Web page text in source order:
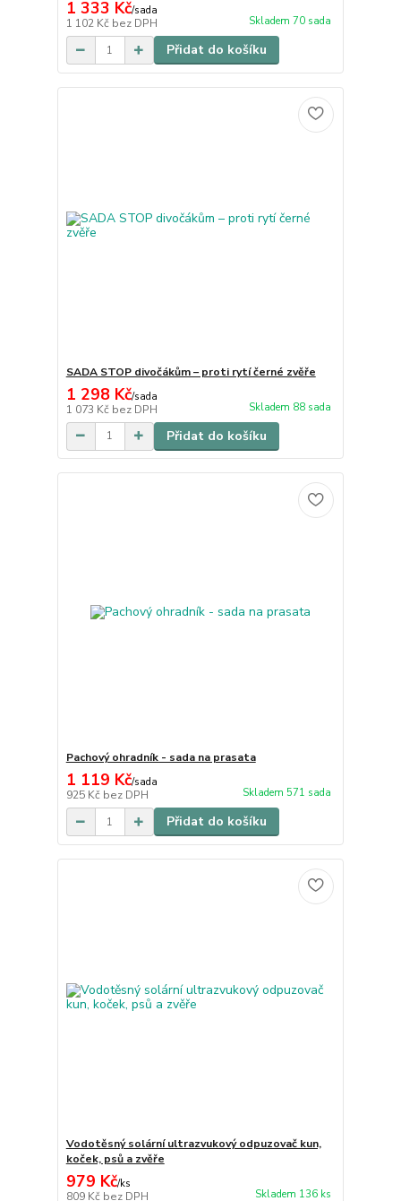
1 333 Kč/sada
1 102 Kč bez DPH Skladem 70 sada
Přidat do košíku
SADA STOP divočákům – proti rytí černé zvěře
1 298 Kč/sada
1 073 Kč bez DPH Skladem 88 sada
Přidat do košíku
Pachový ohradník - sada na prasata
1 119 Kč/sada
925 Kč bez DPH Skladem 571 sada
Přidat do košíku
Vodotěsný solární ultrazvukový odpuzovač kun,
koček, psů a zvěře
979 Kč/ks
809 Kč bez DPH Skladem 136 ks